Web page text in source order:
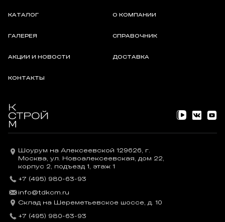
КАТАЛОГ О КОМПАНИИ
ГАЛЕРЕЯ СПРАВОЧНИК
АКЦИИ И НОВОСТИ ДОСТАВКА
КОНТАКТЫ
Шоурум на Алексеевской 129626, г.
Москва, ул. Новоалексеевская, дом 22,
корпус 2, подъезд 1, этаж 1
+7 (495) 980-63-93
info@tdkcm.ru
Склад на Шереметьевское шоссе, д. 10
+7 (495) 980-63-93